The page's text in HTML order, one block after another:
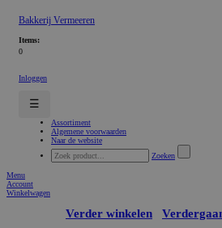
Bakkerij Vermeeren
Items:
0
Inloggen
☰
Assortiment
Algemene voorwaarden
Naar de website
Zoeken
Menu
Account
Winkelwagen
Verder winkelen